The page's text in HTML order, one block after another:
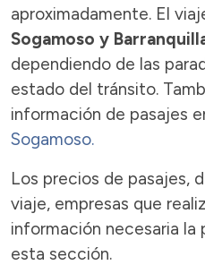
aproximadamente. El
Sogamoso y
dependiendo de las
estado del tránsito.
información de pasajes
Sogamoso.
Los precios de pasajes,
viaje, empresas que
información necesaria la
esta sección.